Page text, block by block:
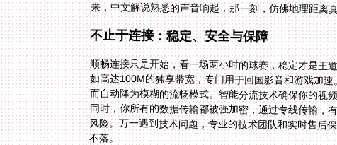
来，中文解说熟悉的声音响起，那一刻，仿佛地理距离
不止于连接：稳定、安全与保障
顺畅连接只是开始，看一场两小时的球赛，稳定才是王
如高达100M的独享带宽，专门用于回国影音和游戏加
而自动降为模糊的流畅模式。智能分流技术确保你的视
同时，你所有的数据传输都被强加密，通过专线传输，
风险。万一遇到技术问题，专业的技术团队和实时售后
不落。